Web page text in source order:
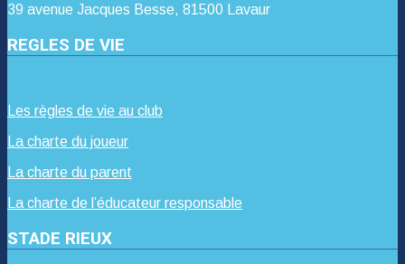
39 avenue Jacques Besse, 81500 Lavaur
REGLES DE VIE
Les règles de vie au club
La charte du joueur
La charte du parent
La charte de l’éducateur responsable
STADE RIEUX